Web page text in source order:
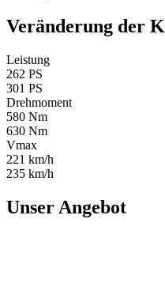
Veränderung der
Leistung
262 PS
301 PS
Drehmoment
580 Nm
630 Nm
Vmax
221 km/h
235 km/h
Unser Angebot